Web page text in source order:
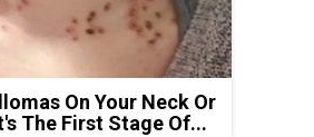
On Your Neck Or
The First Stage Of...